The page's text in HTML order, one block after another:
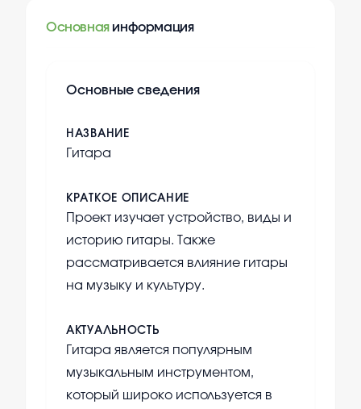
Основная информация
Основные сведения
НАЗВАНИЕ
Гитара
КРАТКОЕ ОПИСАНИЕ
Проект изучает устройство, виды и
историю гитары. Также
рассматривается влияние гитары
на музыку и культуру.
АКТУАЛЬНОСТЬ
Гитара является популярным
музыкальным инструментом,
который широко используется в